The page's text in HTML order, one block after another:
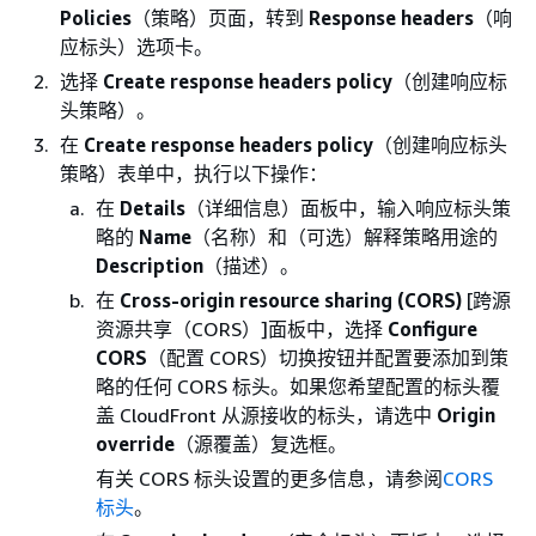
Policies （策略）页面，转到 Response headers （响
应标头）选项卡。
选择 Create response headers policy （创建响应标
头策略）。
在 Create response headers policy （创建响应标头
策略）表单中，执行以下操作：
在 Details （详细信息）面板中，输入响应标头策
略的 Name （名称）和（可选）解释策略用途的
Description （描述）。
在 Cross-origin resource sharing (CORS) [跨源
资源共享（CORS）]面板中，选择 Configure
CORS （配置 CORS）切换按钮并配置要添加到策
略的任何 CORS 标头。如果您希望配置的标头覆
盖 CloudFront 从源接收的标头，请选中 Origin
override （源覆盖）复选框。
有关 CORS 标头设置的更多信息，请参阅CORS
标头。